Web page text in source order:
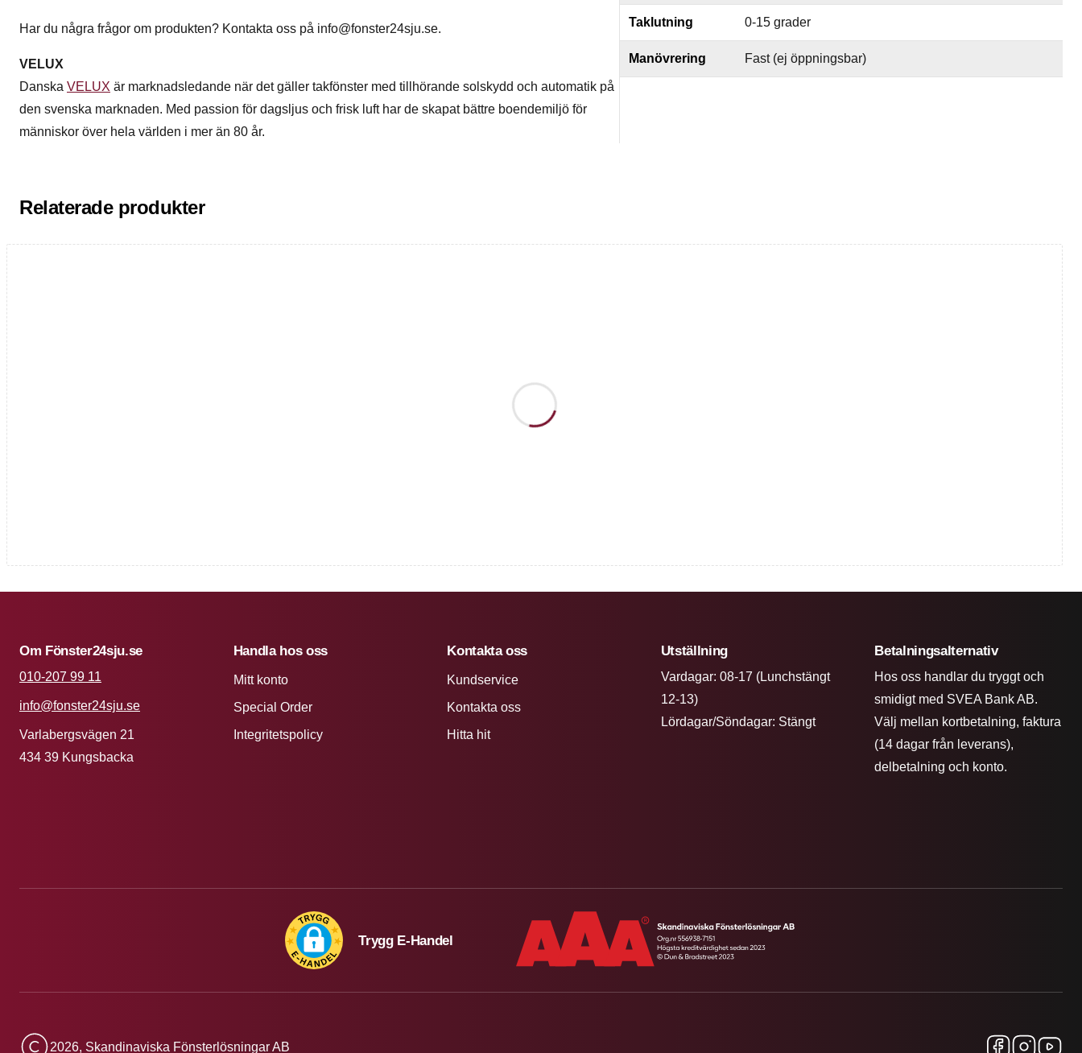
Har du några frågor om produkten? Kontakta oss på info@fonster24sju.se.
VELUX
Danska VELUX är marknadsledande när det gäller takfönster med tillhörande solskydd och automatik på
den svenska marknaden. Med passion för dagsljus och frisk luft har de skapat bättre boendemiljö för
människor över hela världen i mer än 80 år.
Taklutning 0-15 grader
Manövrering Fast (ej öppningsbar)
Relaterade produkter
Om Fönster24sju.se
010-207 99 11
info@fonster24sju.se
Varlabergsvägen 21
434 39 Kungsbacka
Handla hos oss
Mitt konto
Special Order
Integritetspolicy
Kontakta oss
Kundservice
Kontakta oss
Hitta hit
Utställning
Vardagar: 08-17 (Lunchstängt
12-13)
Lördagar/Söndagar: Stängt
Betalningsalternativ
Hos oss handlar du tryggt och
smidigt med SVEA Bank AB.
Välj mellan kortbetalning, faktura
(14 dagar från leverans),
delbetalning och konto.
Trygg E-Handel
2026, Skandinaviska Fönsterlösningar AB